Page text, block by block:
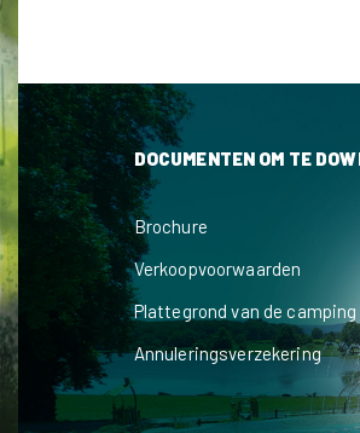
DOCUMENTEN OM TE
Brochure
Verkoopvoorwaarden
Plattegrond van de camping
Annuleringsverzekering